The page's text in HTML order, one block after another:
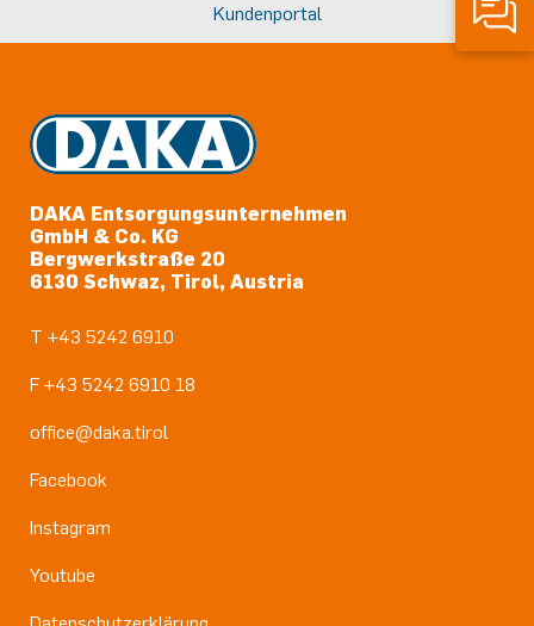
Kundenportal
DAKA Entsorgungsunternehmen
GmbH & Co. KG
Bergwerkstraße 20
6130 Schwaz, Tirol, Austria
T +43 5242 6910
F +43 5242 6910 18
office@daka.tirol
Facebook
Instagram
Youtube